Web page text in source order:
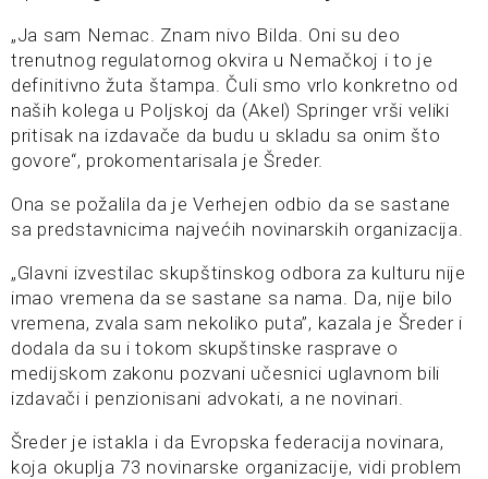
„Ja sam Nemac. Znam nivo Bilda. Oni su deo
trenutnog regulatornog okvira u Nemačkoj i to je
definitivno žuta štampa. Čuli smo vrlo konkretno od
naših kolega u Poljskoj da (Akel) Springer vrši veliki
pritisak na izdavače da budu u skladu sa onim što
govore“, prokomentarisala je Šreder.
Ona se požalila da je Verhejen odbio da se sastane
sa predstavnicima najvećih novinarskih organizacija.
„Glavni izvestilac skupštinskog odbora za kulturu nije
imao vremena da se sastane sa nama. Da, nije bilo
vremena, zvala sam nekoliko puta”, kazala je Šreder i
dodala da su i tokom skupštinske rasprave o
medijskom zakonu pozvani učesnici uglavnom bili
izdavači i penzionisani advokati, a ne novinari.
Šreder je istakla i da Evropska federacija novinara,
koja okuplja 73 novinarske organizacije, vidi problem